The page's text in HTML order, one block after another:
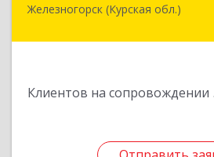
Железногорск (Курская обл.)
Клиентов на сопровождении
307170, Курская обл,